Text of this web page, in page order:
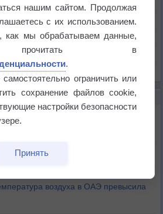
стал самым тёплым за всю
России наступают самые жаркие
воздуха в ОАЭ превысила
нашим сайтом. Продолжая
с их использованием.
как мы обрабатываем данные,
в
.
ограничить или
сохранение файлов cookie,
настройки безопасности
Принять